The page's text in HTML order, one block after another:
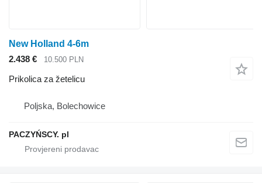
New Holland 4-6m
2.438 €
10.500 PLN
Prikolica za žetelicu
Poljska, Bolechowice
PACZYŃSCY. pl